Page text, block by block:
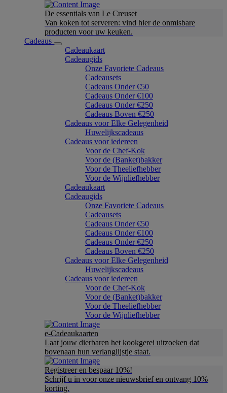
De essentials van Le Creuset
Van koken tot serveren: vind hier de onmisbare
producten voor uw keuken.
Cadeaus
Cadeaukaart
Cadeaugids
Onze Favoriete Cadeaus
Cadeausets
Cadeaus Onder €50
Cadeaus Onder €100
Cadeaus Onder €250
Cadeaus Boven €250
Cadeaus voor Elke Gelegenheid
Huwelijkscadeaus
Cadeaus voor iedereen
Voor de Chef-Kok
Voor de (Banket)bakker
Voor de Theeliefhebber
Voor de Wijnliefhebber
Cadeaukaart
Cadeaugids
Onze Favoriete Cadeaus
Cadeausets
Cadeaus Onder €50
Cadeaus Onder €100
Cadeaus Onder €250
Cadeaus Boven €250
Cadeaus voor Elke Gelegenheid
Huwelijkscadeaus
Cadeaus voor iedereen
Voor de Chef-Kok
Voor de (Banket)bakker
Voor de Theeliefhebber
Voor de Wijnliefhebber
e-Cadeaukaarten
Laat jouw dierbaren het kookgerei uitzoeken dat
bovenaan hun verlanglijstje staat.
Registreer en bespaar 10%!
Schrijf u in voor onze nieuwsbrief en ontvang 10%
korting.